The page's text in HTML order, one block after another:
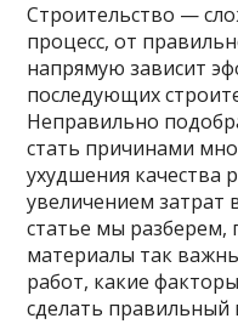
Строительство —
процесс, от
напрямую зависит
последующих
Неправильно
стать причинами
ухудшения качества
увеличением затрат
статье мы разберем,
материалы так
работ, какие
сделать правильный